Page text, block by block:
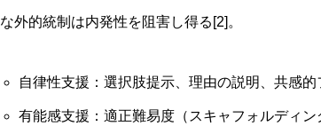
な外的統制は内発性を阻害し得る[2]。
自律性支援：選択肢提示、理由の説明、共感的
有能感支援：適正難易度（スキャフォルディ